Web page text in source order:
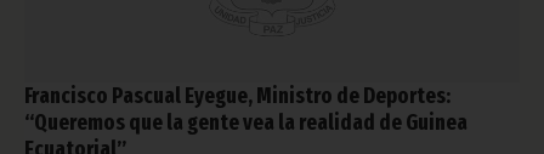
Francisco Pascual Eyegue, Ministro de Deportes:
“Queremos que la gente vea la realidad de Guinea